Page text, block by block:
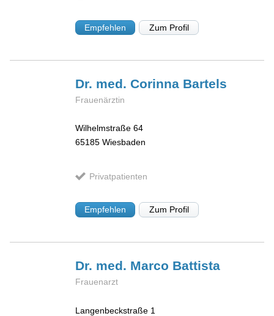
Empfehlen Zum Profil
Dr. med. Corinna Bartels
Frauenärztin
Wilhelmstraße 64
65185 Wiesbaden
Privatpatienten
Empfehlen Zum Profil
Dr. med. Marco Battista
Frauenarzt
Langenbeckstraße 1